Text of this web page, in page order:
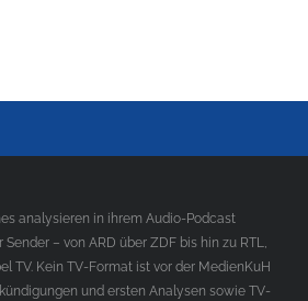
analysieren in ihrem Audio-Podcast
– von ARD über ZDF bis hin zu RTL,
TV. Kein TV-Format ist vor der MedienKuH
und ersten Analysen sowie TV-